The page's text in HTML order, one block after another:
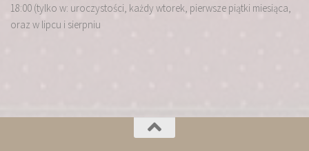
18:00 (tylko w: uroczystości, każdy wtorek, pierwsze piątki miesiąca,
oraz w lipcu i sierpniu